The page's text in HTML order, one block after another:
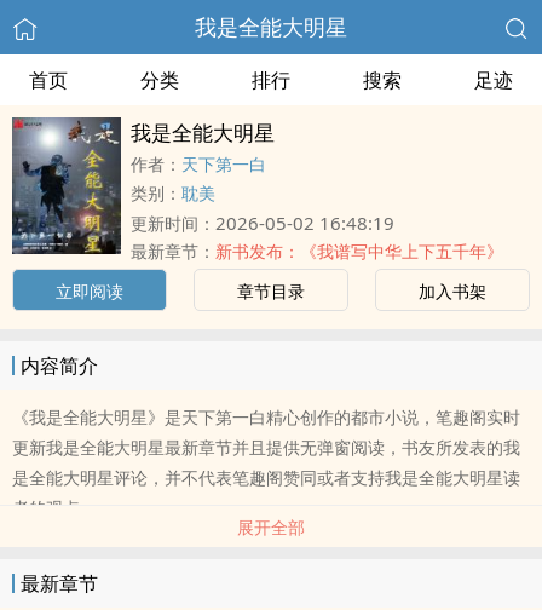
我是全能大明星
首页 分类 排行 搜索 足迹
我是全能大明星
作者： 天下第一白
类别： 耽美
更新时间： 2026-05-02 16:48:19
最新章节： 新书发布：《我谱写中华上下五千年》
立即阅读
章节目录 加入书架
内容简介
《我是全能大明星》是天下第一白精心创作的都市小说，笔趣阁实时
更新我是全能大明星最新章节并且提供无弹窗阅读，书友所发表的我
是全能大明星评论，并不代表笔趣阁赞同或者支持我是全能大明星读
者的观点。
展开全部
最新章节